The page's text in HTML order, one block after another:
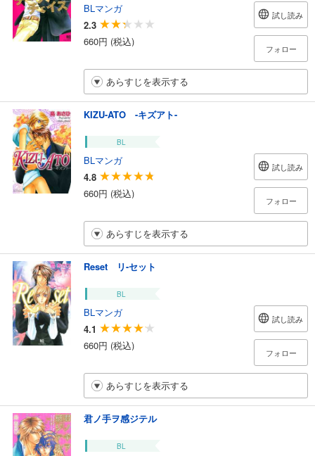
BLマンガ
2.3
660円 (税込)
試し読み
フォロー
あらすじを表示する
KIZU-ATO -キズアト-
BL
BLマンガ
4.8
660円 (税込)
試し読み
フォロー
あらすじを表示する
Reset リ-セット
BL
BLマンガ
4.1
660円 (税込)
試し読み
フォロー
あらすじを表示する
君ノ手ヲ感ジテル
BL